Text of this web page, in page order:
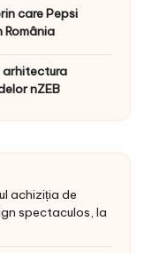
care Pepsi
România
arhitectura
nZEB
achiziția de
spectaculos, la